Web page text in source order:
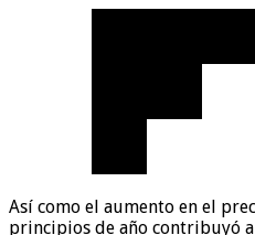
Así como el aumento en el
principios de año contribuyó